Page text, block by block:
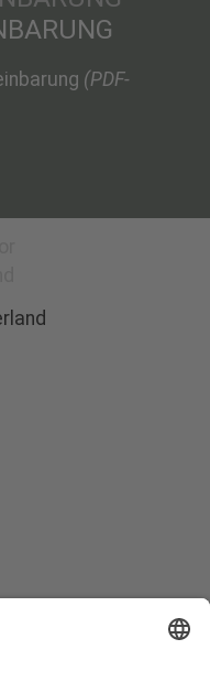
(PDF-